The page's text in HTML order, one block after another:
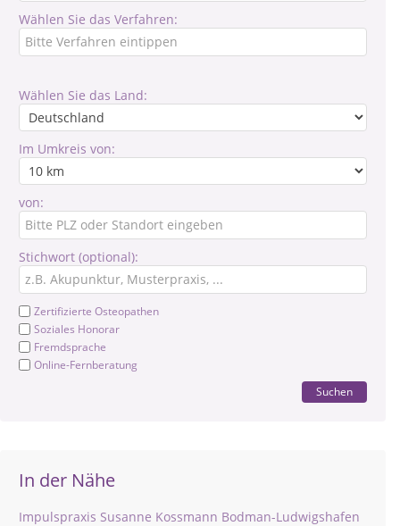
Wählen Sie das Verfahren:
Wählen Sie das Land:
Im Umkreis von:
von:
Stichwort (optional):
Zertifizierte Osteopathen
Soziales Honorar
Fremdsprache
Online-Fernberatung
Suchen
In der Nähe
Impulspraxis Susanne Kossmann Bodman-Ludwigshafen